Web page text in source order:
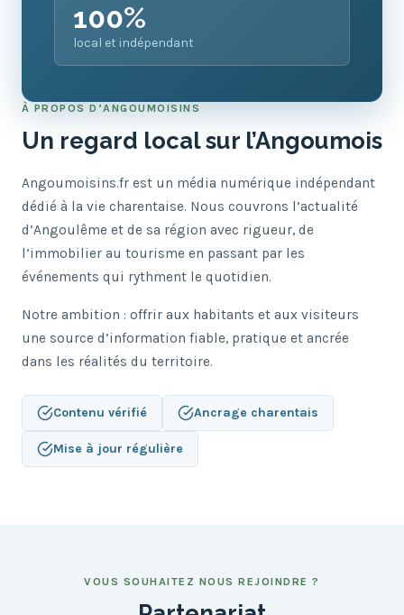
100%
local et indépendant
À PROPOS D’ANGOUMOISINS
Un regard local sur l’Angoumois
Angoumoisins.fr est un média numérique indépendant
dédié à la vie charentaise. Nous couvrons l’actualité
d’Angoulême et de sa région avec rigueur, de
l’immobilier au tourisme en passant par les
événements qui rythment le quotidien.
Notre ambition : offrir aux habitants et aux visiteurs
une source d’information fiable, pratique et ancrée
dans les réalités du territoire.
Contenu vérifié Ancrage charentais
Mise à jour régulière
VOUS SOUHAITEZ NOUS REJOINDRE ?